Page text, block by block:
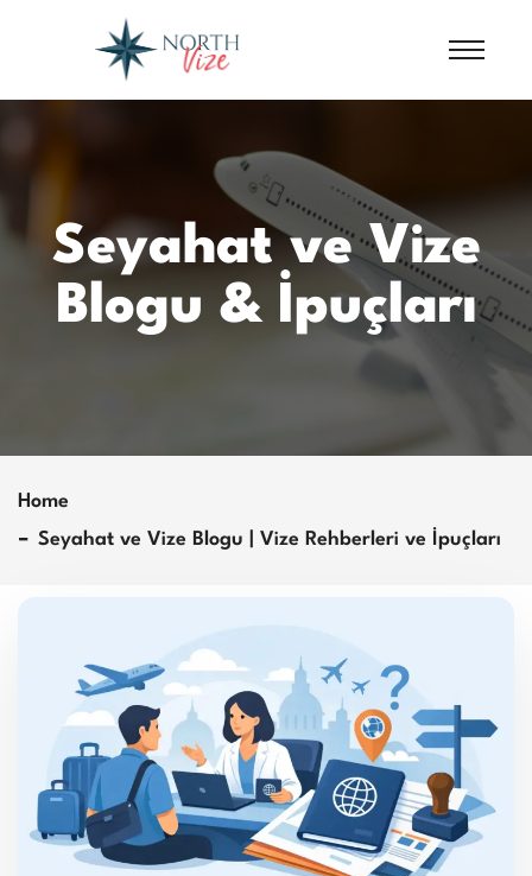
Seyahat ve Vize
Blogu & İpuçları
Home
Seyahat ve Vize Blogu | Vize Rehberleri ve İpuçları